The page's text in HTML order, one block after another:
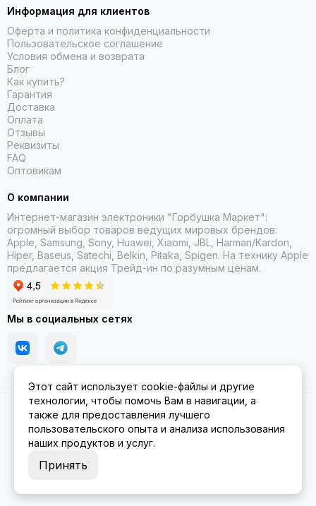
Информация для клиентов
Оферта и политика конфиденциальности
Пользовательское соглашение
Условия обмена и возврата
Блог
Как купить?
Гарантия
Доставка
Оплата
Отзывы
Реквизиты
FAQ
Оптовикам
О компании
Интернет-магазин электроники "Горбушка Маркет":
огромный выбор товаров ведущих мировых брендов:
Apple, Samsung, Sony, Huawei, Xiaomi, JBL, Harman/Kardon,
Hiper, Baseus, Satechi, Belkin, Pitaka, Spigen. На технику Apple
предлагается акция Трейд-ин по разумным ценам.
Мы в социальных сетях
2026 © Gorbushka Market.Карта сайта
Этот сайт использует cookie-файлы и другие
технологии, чтобы помочь Вам в навигации, а
также для предоставления лучшего
пользовательского опыта и анализа использования
наших продуктов и услуг.
Принять